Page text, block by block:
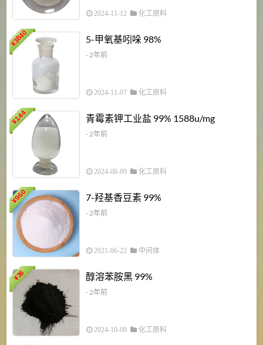
2024-11-12 化工原料
¥
3840 5-甲氧基吲哚 98%
- 2年前
2024-11-07 化工原料
¥
144 青霉素钾工业盐 99% 1588u/mg
- 2年前
2024-08-09 化工原料
¥
960 7-羟基香豆素 99%
- 2年前
2021-06-22 中间体
¥
36 醇溶苯胺黑 99%
- 2年前
2024-10-09 化工原料